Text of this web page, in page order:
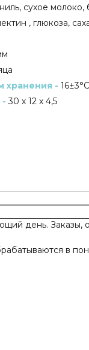
сухое
, глюкоза,
хранения - 16±3°C
- 30 х 12 х 4,5
день. Заказы,
в